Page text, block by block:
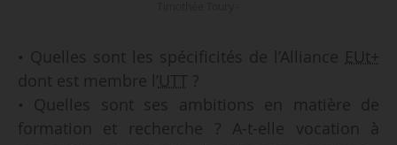
• Quelles sont les spécificités de l’Alliance EUt+
dont est membre l’UTT ?
• Quelles sont ses ambitions en matière de
formation et recherche ? A-t-elle vocation à